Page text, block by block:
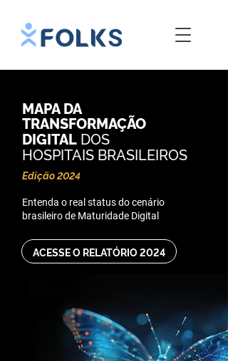
MAPA DA
TRANSFORMAÇÃO
DIGITAL DOS
HOSPITAIS BRASILEIROS
Edição 2024
Entenda o real status do cenário
brasileiro de Maturidade Digital
ACESSE O RELATÓRIO 2024